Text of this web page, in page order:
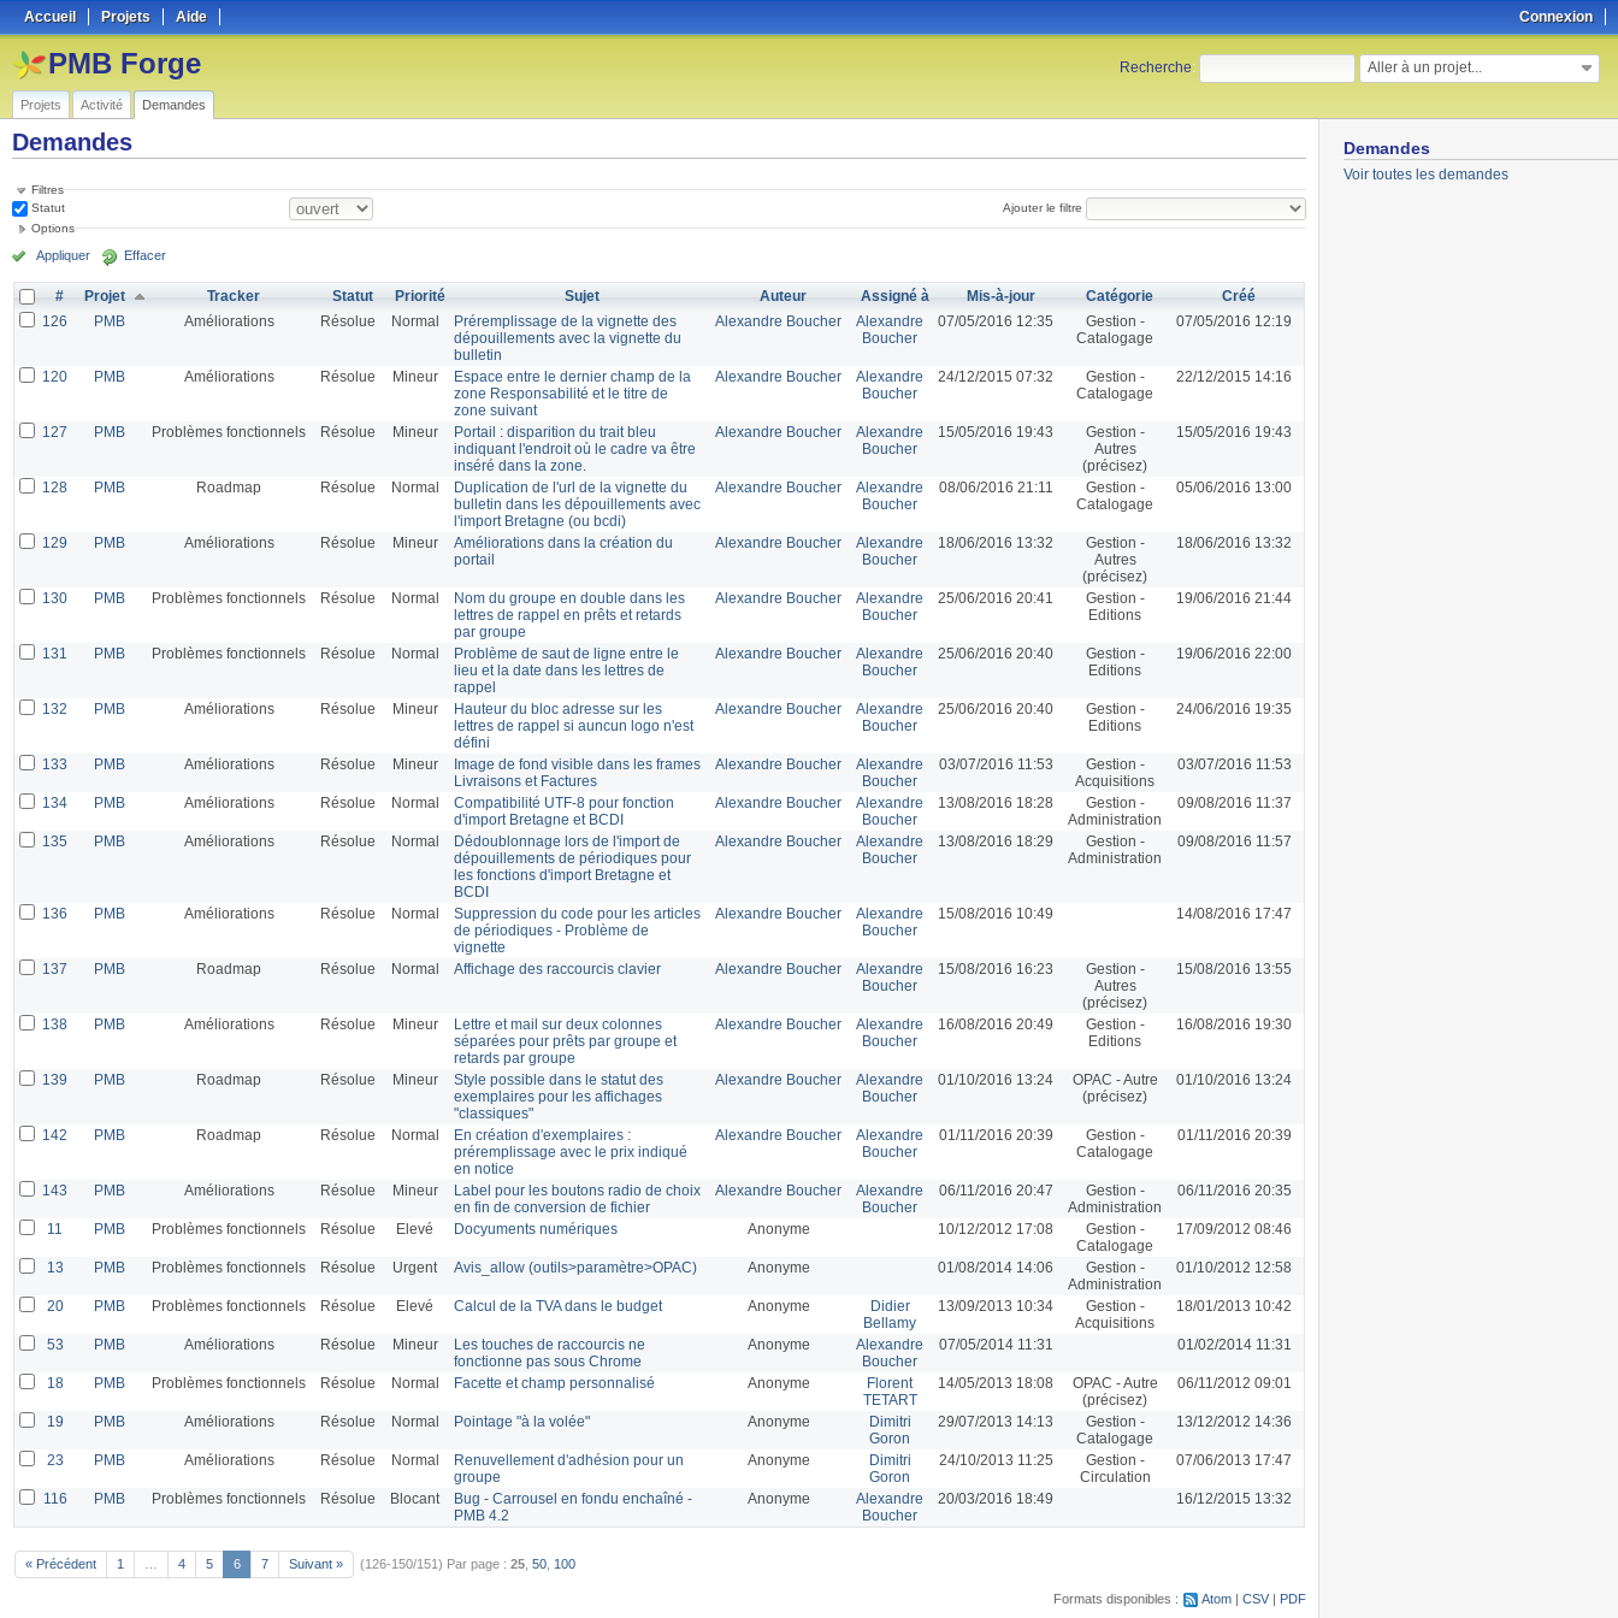
Connexion
Accueil Projets Aide
Recherche: Aller à un projet...
PMB Forge
Projets Activité Demandes
Demandes
Voir toutes les demandes
Demandes
Filtres
Statut
Ajouter le filtre
Options
Appliquer Effacer
# Projet Tracker Statut Priorité Sujet Auteur Assigné à Mis-à-jour Catégorie
Créé
126
PMB Améliorations Résolue Normal
Préremplissage de la vignette des
dépouillements avec la vignette du
bulletin
Alexandre Boucher
Alexandre
Boucher
07/05/2016 12:35
Gestion -
Catalogage
07/05/2016 12:19
120 PMB Améliorations Résolue Mineur
Espace entre le dernier champ de la
zone Responsabilité et le titre de
zone suivant
Alexandre Boucher
Alexandre
Boucher
24/12/2015 07:32
Gestion -
Catalogage
22/12/2015 14:16
127 PMB Problèmes fonctionnels Résolue Mineur
Portail : disparition du trait bleu
indiquant l'endroit où le cadre va être
inséré dans la zone.
Alexandre Boucher
Alexandre
Boucher
15/05/2016 19:43
Gestion -
Autres
(précisez)
15/05/2016 19:43
128 PMB Roadmap Résolue Normal
Duplication de l'url de la vignette du
bulletin dans les dépouillements avec
l'import Bretagne (ou bcdi)
Alexandre Boucher
Alexandre
Boucher
08/06/2016 21:11
Gestion -
Catalogage
05/06/2016 13:00
129 PMB Améliorations Résolue Mineur
Améliorations dans la création du
portail
Alexandre Boucher
Alexandre
Boucher
18/06/2016 13:32
Gestion -
Autres
(précisez)
18/06/2016 13:32
130 PMB Problèmes fonctionnels Résolue Normal
Nom du groupe en double dans les
lettres de rappel en prêts et retards
par groupe
Alexandre Boucher
Alexandre
Boucher
25/06/2016 20:41
Gestion -
Editions
19/06/2016 21:44
131 PMB Problèmes fonctionnels Résolue Normal
Problème de saut de ligne entre le
lieu et la date dans les lettres de
rappel
Alexandre Boucher
Alexandre
Boucher
25/06/2016 20:40
Gestion -
Editions
19/06/2016 22:00
132 PMB Améliorations Résolue Mineur
Hauteur du bloc adresse sur les
lettres de rappel si auncun logo n'est
défini
Alexandre Boucher
Alexandre
Boucher
25/06/2016 20:40
Gestion -
Editions
24/06/2016 19:35
133 PMB Améliorations Résolue Mineur
Image de fond visible dans les frames
Livraisons et Factures
Alexandre Boucher
Alexandre
Boucher
03/07/2016 11:53
Gestion -
Acquisitions
03/07/2016 11:53
134 PMB Améliorations Résolue Normal
Compatibilité UTF-8 pour fonction
d'import Bretagne et BCDI
Alexandre Boucher
Alexandre
Boucher
13/08/2016 18:28
Gestion -
Administration
09/08/2016 11:37
135 PMB Améliorations Résolue Normal
Dédoublonnage lors de l'import de
dépouillements de périodiques pour
les fonctions d'import Bretagne et
BCDI
Alexandre Boucher
Alexandre
Boucher
13/08/2016 18:29
Gestion -
Administration
09/08/2016 11:57
136 PMB Améliorations Résolue Normal
Suppression du code pour les articles
de périodiques - Problème de
vignette
Alexandre Boucher
Alexandre
Boucher
15/08/2016 10:49 14/08/2016 17:47
137 PMB Roadmap Résolue Normal Affichage des raccourcis clavier Alexandre Boucher
Alexandre
Boucher
15/08/2016 16:23
Gestion -
Autres
(précisez)
15/08/2016 13:55
138 PMB Améliorations Résolue Mineur
Lettre et mail sur deux colonnes
séparées pour prêts par groupe et
retards par groupe
Alexandre Boucher
Alexandre
Boucher
16/08/2016 20:49
Gestion -
Editions
16/08/2016 19:30
139 PMB Roadmap Résolue Mineur
Style possible dans le statut des
exemplaires pour les affichages
"classiques"
Alexandre Boucher
Alexandre
Boucher
01/10/2016 13:24
OPAC - Autre
(précisez)
01/10/2016 13:24
142 PMB Roadmap Résolue Normal
En création d'exemplaires :
préremplissage avec le prix indiqué
en notice
Alexandre Boucher
Alexandre
Boucher
01/11/2016 20:39
Gestion -
Catalogage
01/11/2016 20:39
143 PMB Améliorations Résolue Mineur
Label pour les boutons radio de choix
en fin de conversion de fichier
Alexandre Boucher
Alexandre
Boucher
06/11/2016 20:47
Gestion -
Administration
06/11/2016 20:35
11 PMB Problèmes fonctionnels Résolue Elevé Docyuments numériques Anonyme 10/12/2012 17:08
Gestion -
Catalogage
17/09/2012 08:46
13 PMB Problèmes fonctionnels Résolue Urgent Avis_allow (outils>paramètre>OPAC) Anonyme 01/08/2014 14:06
Gestion -
Administration
01/10/2012 12:58
20 PMB Problèmes fonctionnels Résolue Elevé Calcul de la TVA dans le budget Anonyme
Didier
Bellamy
13/09/2013 10:34
Gestion -
Acquisitions
18/01/2013 10:42
53 PMB Améliorations Résolue Mineur
Les touches de raccourcis ne
fonctionne pas sous Chrome
Anonyme
Alexandre
Boucher
07/05/2014 11:31 01/02/2014 11:31
18 PMB Problèmes fonctionnels Résolue Normal Facette et champ personnalisé Anonyme
Florent
TETART
14/05/2013 18:08
OPAC - Autre
(précisez)
06/11/2012 09:01
19 PMB Améliorations Résolue Normal Pointage "à la volée" Anonyme
Dimitri
Goron
29/07/2013 14:13
Gestion -
Catalogage
13/12/2012 14:36
23 PMB Améliorations Résolue Normal
Renuvellement d'adhésion pour un
groupe
Anonyme
Dimitri
Goron
24/10/2013 11:25
Gestion -
Circulation
07/06/2013 17:47
116 PMB Problèmes fonctionnels Résolue Blocant
Bug - Carrousel en fondu enchaîné -
PMB 4.2
Anonyme
Alexandre
Boucher
20/03/2016 18:49 16/12/2015 13:32
« Précédent 1 4 5 6 7 Suivant » (126-150/151) Par page : 25 50 100
Formats disponibles : Atom CSV PDF